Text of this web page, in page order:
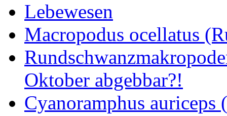
Lebewesen
Macropodus ocellatus
Oktober abgebbar?!
Cyanoramphus